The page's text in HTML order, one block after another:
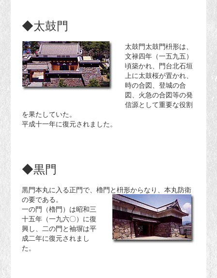
◆太鼓門
太鼓門太鼓門枡形は、
文禄四年（一五九五）
頃築かれ、門台北石垣
上に太鼓桜が置かれ、
時の合図、登城の合
図、火急の合図等の発
信源として重要な役割
を果たしていた。
平成十一年に復元されました。
◆黒門
黒門本丸に入る正門で、櫓門と枡形からなり、本丸防衛
の要である。
一の門（櫓門）は昭和三
十五年（一九六〇）に復
興し、二の門と袖塀は平
成二年に復元されまし
た。